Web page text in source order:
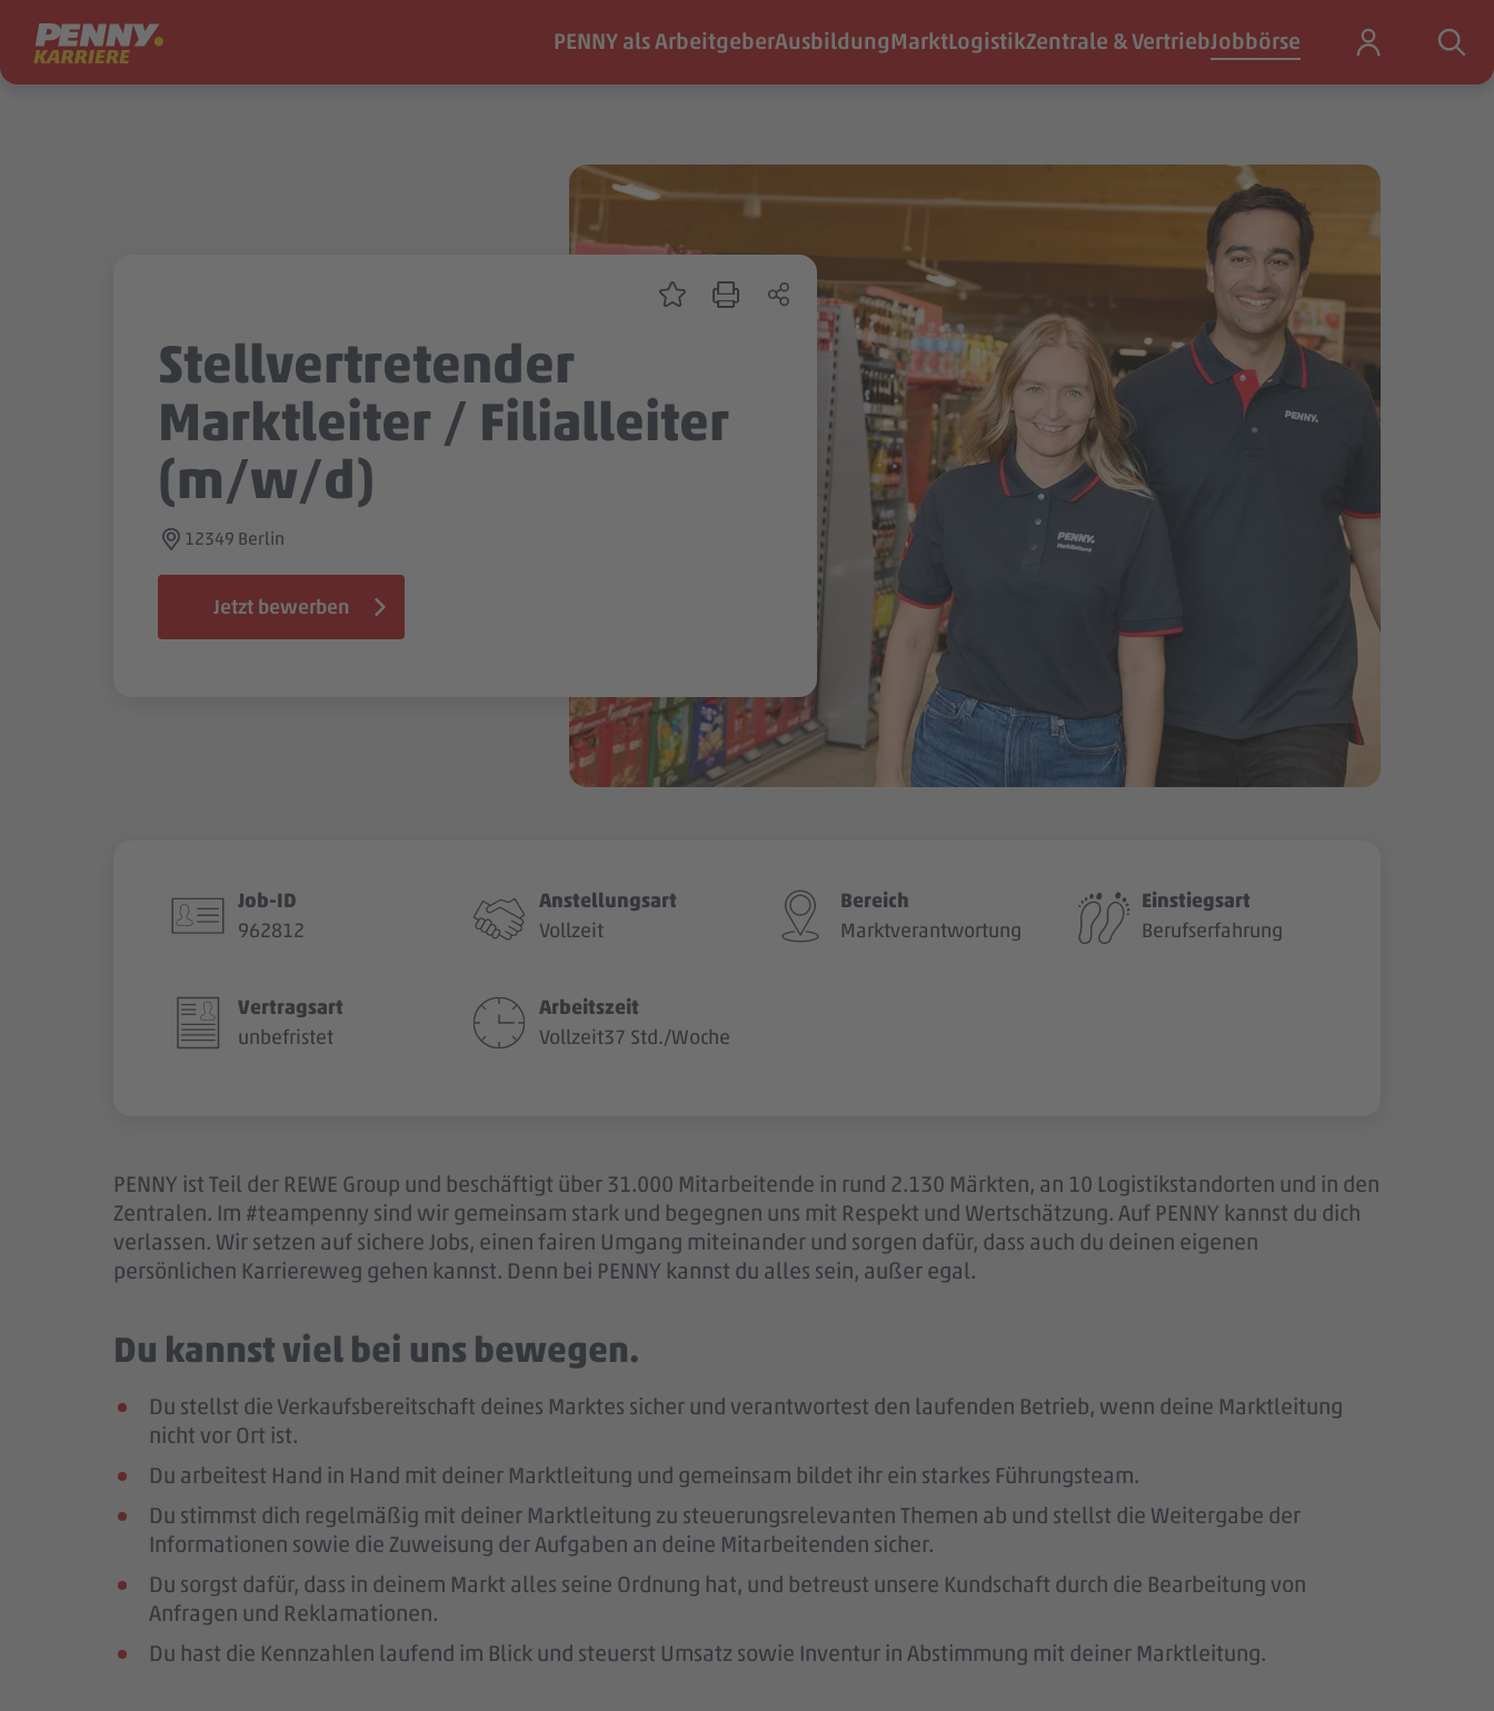
Zum Inhalt springen PENNY als ArbeitgeberAusbildungMarktLogistikZentrale & VertriebJobbörse
Stellvertretender
Marktleiter / Filialleiter
(m/w/d)
12349 Berlin
Jetzt bewerben
Job-ID
962812
Anstellungsart
Vollzeit
Bereich
Marktverantwortung
Einstiegsart
Berufserfahrung
Vertragsart
unbefristet
Arbeitszeit
Vollzeit37 Std./Woche
PENNY ist Teil der REWE Group und beschäftigt über 31.000 Mitarbeitende in rund 2.130 Märkten, an 10 Logistikstandorten und in den
Zentralen. Im #teampenny sind wir gemeinsam stark und begegnen uns mit Respekt und Wertschätzung. Auf PENNY kannst du dich
verlassen. Wir setzen auf sichere Jobs, einen fairen Umgang miteinander und sorgen dafür, dass auch du deinen eigenen
persönlichen Karriereweg gehen kannst. Denn bei PENNY kannst du alles sein, außer egal.
Du kannst viel bei uns bewegen.
Du stellst die Verkaufsbereitschaft deines Marktes sicher und verantwortest den laufenden Betrieb, wenn deine Marktleitung
nicht vor Ort ist.
Du arbeitest Hand in Hand mit deiner Marktleitung und gemeinsam bildet ihr ein starkes Führungsteam.
Du stimmst dich regelmäßig mit deiner Marktleitung zu steuerungsrelevanten Themen ab und stellst die Weitergabe der
Informationen sowie die Zuweisung der Aufgaben an deine Mitarbeitenden sicher.
Du sorgst dafür, dass in deinem Markt alles seine Ordnung hat, und betreust unsere Kundschaft durch die Bearbeitung von
Anfragen und Reklamationen.
Du hast die Kennzahlen laufend im Blick und steuerst Umsatz sowie Inventur in Abstimmung mit deiner Marktleitung.